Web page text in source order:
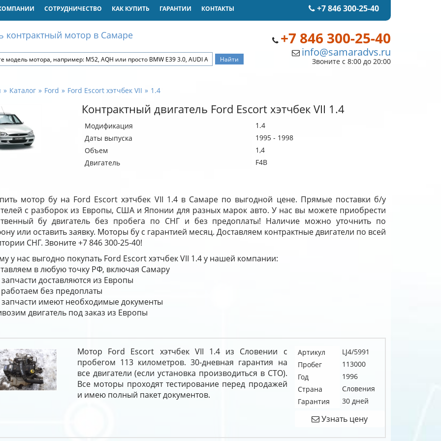
+7 846 300-25-40
СОТРУДНИЧЕСТВО КАК КУПИТЬ ГАРАНТИИ КОНТАКТЫ
+7 846 300-25-40
info@samaradvs.ru
Звоните с 8:00 до 20:00
контрактный мотор в Самаре
Каталог Ford Ford Escort хэтчбек VII 1.4
Контрактный двигатель Ford Escort хэтчбек VII 1.4
Модификация
1.4
Даты выпуска
1995 - 1998
Объем
1,4
Двигатель
F4B
мотор бу на Ford Escort хэтчбек VII 1.4 в Самаре по выгодной цене. Прямые поставки б/у
с разборок из Европы, США и Японии для разных марок авто. У нас вы можете приобрести
бу двигатель без пробега по СНГ и без предоплаты! Наличие можно уточнить по
или оставить заявку. Моторы бу с гарантией месяц. Доставляем контрактные двигатели по всей
СНГ. Звоните +7 846 300-25-40!
у нас выгодно покупать Ford Escort хэтчбек VII 1.4 у нашей компании:
в любую точку РФ, включая Самару
доставляются из Европы
без предоплаты
запчасти имеют необходимые документы
двигатель под заказ из Европы
Мотор Ford Escort хэтчбек VII 1.4 из Словении с
пробегом 113 километров. 30-дневная гарантия на
все двигатели (если установка производиться в СТО).
Все моторы проходят тестирование перед продажей
и имею полный пакет документов.
Артикул
LJ4/5991
Пробег
113000
Год
1996
Страна
Словения
Гарантия
30 дней
Узнать цену